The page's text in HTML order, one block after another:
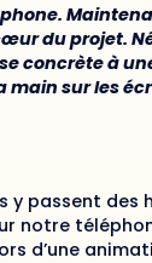
du projet.
concrète à
sur les
y passent des
notre
d’une